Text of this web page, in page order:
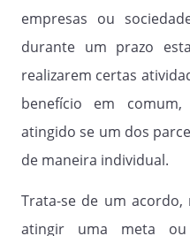
oriundas deste
qualquer outro,
privilegiado que seja.
E assim, estando
por justo e
Contrato , na
empresas ou
durante um prazo
realizarem certas
benefício em
atingido se um dos
de maneira individual.
Trata-se de um
atingir uma meta ou